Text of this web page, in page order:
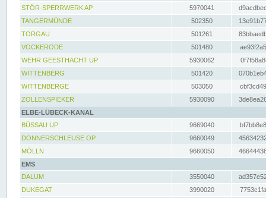
STÖR-SPERRWERK AP 5970041
TANGERMÜNDE
502350
TORGAU
501261
VOCKERODE
501480
WEHR GEESTHACHT UP
5930062
WITTENBERG
501420
WITTENBERGE
503050
ZOLLENSPIEKER
5930090
ELBE-LÜBECK-KANAL
BÜSSAU UP
9669040
DONNERSCHLEUSE OP
9660049
MÖLLN
9660050
EMS
DALUM
3550040
DUKEGAT
3990020